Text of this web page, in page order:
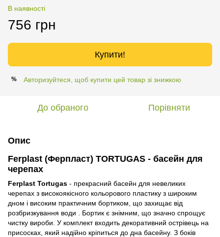
В наявності
756 грн
Купити!
% Авторизуйтеся, щоб купити цей товар зі знижкою
До обраного Порівняти
Опис
Ferplast (Ферпласт) TORTUGAS - басейн для
черепах
Ferplast Tortugas - прекрасний басейн для невеликих
черепах з високоякісного кольорового пластику з широким
дном і високим практичним бортиком, що захищає від
розбризкування води . Бортик є знімним, що значно спрощує
чистку вироби. У комплект входить декоративний острівець на
присосках, який надійно кріпиться до дна басейну. З боків